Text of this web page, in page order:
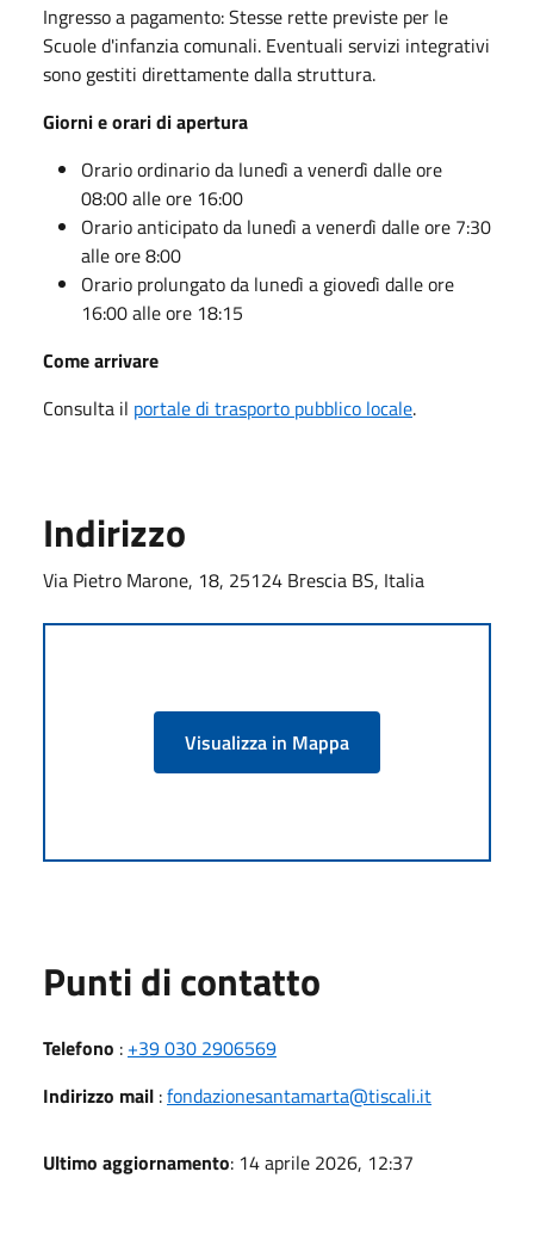
Ingresso a pagamento: Stesse rette previste per le
Scuole d'infanzia comunali. Eventuali servizi integrativi
sono gestiti direttamente dalla struttura.
Giorni e orari di apertura
Orario ordinario da lunedì a venerdì dalle ore
08:00 alle ore 16:00
Orario anticipato da lunedì a venerdì dalle ore 7:30
alle ore 8:00
Orario prolungato da lunedì a giovedì dalle ore
16:00 alle ore 18:15
Come arrivare
Consulta il portale di trasporto pubblico locale.
Indirizzo
Via Pietro Marone, 18, 25124 Brescia BS, Italia
Visualizza in Mappa
Punti di contatto
Telefono : +39 030 2906569
Indirizzo mail :fondazionesantamarta@tiscali.it
Ultimo aggiornamento: 14 aprile 2026, 12:37